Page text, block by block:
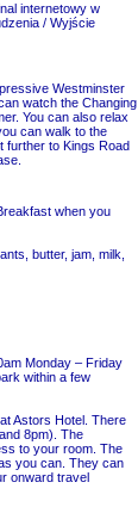
internetowy w
/ Wyjście
Westminster
watch the Changing
You can also relax
can walk to the
further to Kings Road
when you
butter, jam, milk,
Monday – Friday
within a few
Astors Hotel. There
8pm). The
to your room. The
you can. They can
onward travel